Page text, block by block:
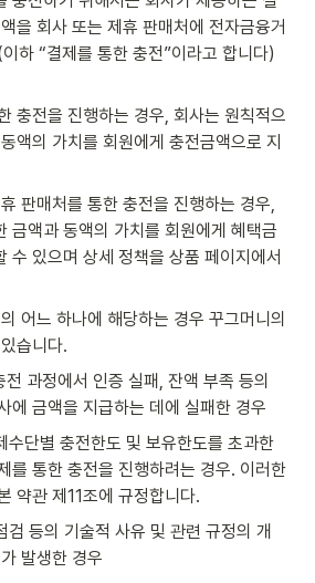
을 회사 또는 제휴 판매처에 전자금융거
하 “결제를 통한 충전”이라고 합니다)
충전을 진행하는 경우, 회사는 원칙적으
액의 가치를 회원에게 충전금액으로 지
판매처를 통한 충전을 진행하는 경우,
금액과 동액의 가치를 회원에게 혜택금
수 있으며 상세 정책을 상품 페이지에서
어느 하나에 해당하는 경우 꾸그머니의
습니다.
과정에서 인증 실패, 잔액 부족 등의
에 금액을 지급하는 데에 실패한 경우
수단별 충전한도 및 보유한도를 초과한
를 통한 충전을 진행하려는 경우. 이러한
약관 제11조에 규정합니다.
등의 기술적 사유 및 관련 규정의 개
발생한 경우